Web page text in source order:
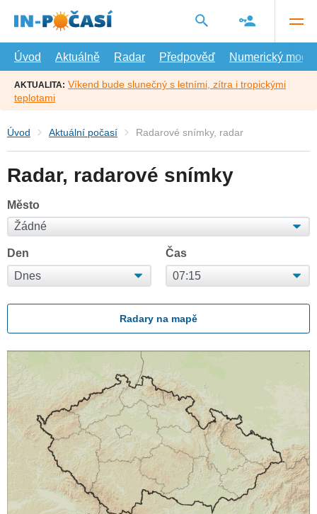
hlavní
Úvod
Aktuálně Radar Předpověď Numerický model
AKTUALITA: Víkend bude slunečný s letními, zítra i tropickými
teplotami
Úvod Aktuální počasí Radarové snímky, radar
Radar, radarové snímky
Město
Den Čas
Radary na mapě